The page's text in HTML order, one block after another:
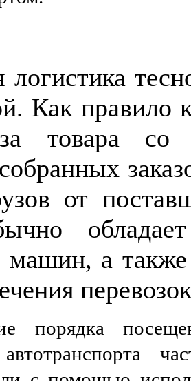
логистика
Как правило
товара со
от
машин, а
порядка
автотранспорта